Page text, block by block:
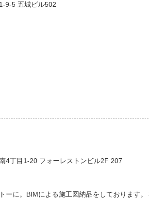
9-5 五城ビル502
4丁目1-20 フォーレストンビル2F 207
ーに。BIMによる施工図納品をしております。